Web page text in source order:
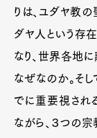
りは、ユダヤ教
ダヤ人という存
なり、世界各地
なぜなのか。そ
でに重要視され
ながら、３つの